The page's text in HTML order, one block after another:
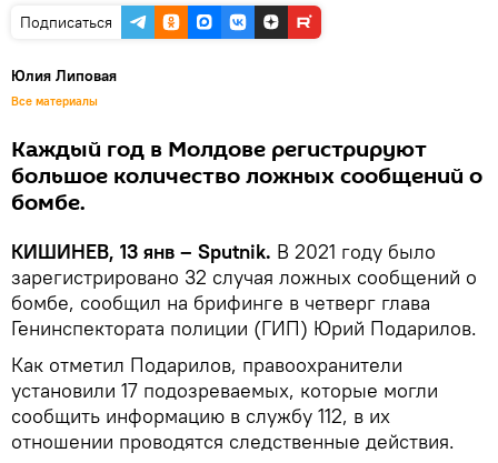
Подписаться
Юлия Липовая
Все материалы
Каждый год в Молдове регистрируют
большое количество ложных сообщений о
бомбе.
КИШИНЕВ, 13 янв – Sputnik. В 2021 году было
зарегистрировано 32 случая ложных сообщений о
бомбе, сообщил на брифинге в четверг глава
Генинспектората полиции (ГИП) Юрий Подарилов.
Как отметил Подарилов, правоохранители
установили 17 подозреваемых, которые могли
сообщить информацию в службу 112, в их
отношении проводятся следственные действия.